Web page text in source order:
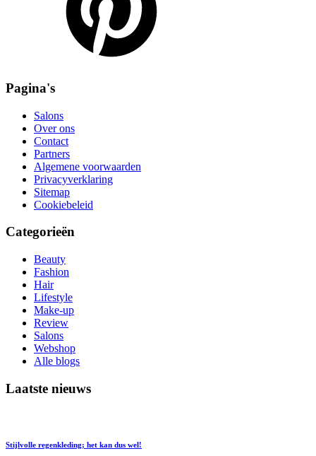
Pagina's
Salons
Over ons
Contact
Partners
Algemene voorwaarden
Privacyverklaring
Sitemap
Cookiebeleid
Categorieën
Beauty
Fashion
Hair
Lifestyle
Make-up
Review
Salons
Webshop
Alle blogs
Laatste nieuws
Stijlvolle regenkleding; het kan dus wel!